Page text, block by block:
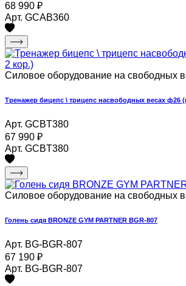
68 990 ₽
Арт. GCAB360
Силовое оборудование на свободных
Тренажер бицепс \ трицепс насвободных весах ф26
Арт. GCBT380
67 990 ₽
Арт. GCBT380
Силовое оборудование на свободных
Голень сидя BRONZE GYM PARTNER BGR-807
Арт. BG-BGR-807
67 190 ₽
Арт. BG-BGR-807